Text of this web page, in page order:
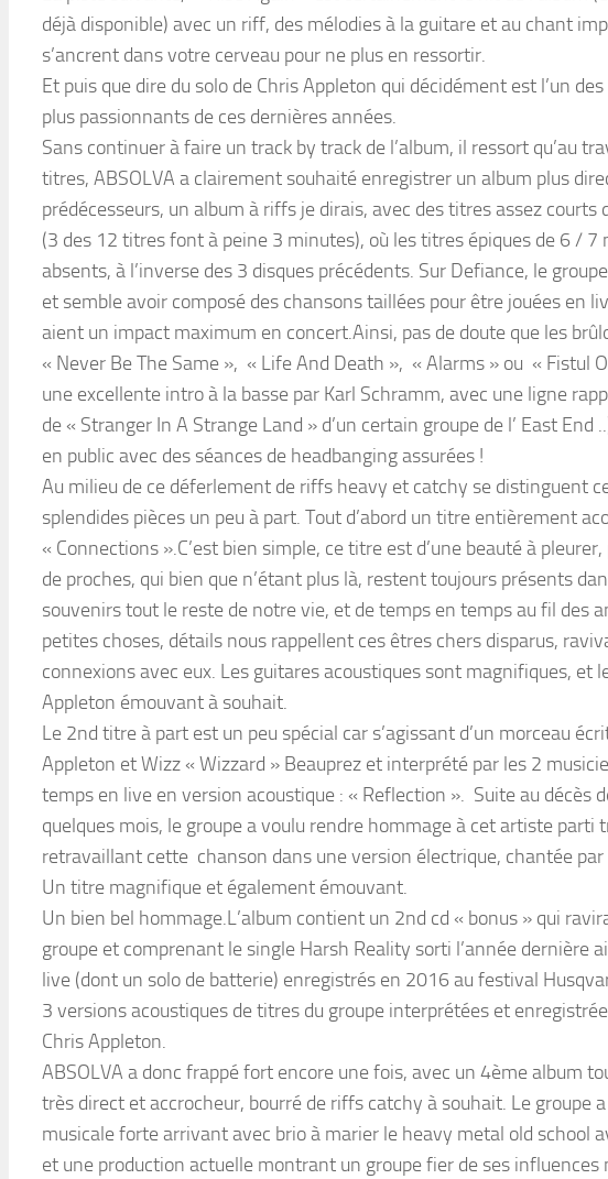
déjà disponible) avec un riff, des mélodies à la guitare et au chant
s’ancrent dans votre cerveau pour ne plus en ressortir.
Et puis que dire du solo de Chris Appleton qui décidément est l’un
plus passionnants de ces dernières années.
Sans continuer à faire un track by track de l’album, il ressort qu’au
titres, ABSOLVA a clairement souhaité enregistrer un album plus
prédécesseurs, un album à riffs je dirais, avec des titres assez courts
(3 des 12 titres font à peine 3 minutes), où les titres épiques de 6 / 7
absents, à l’inverse des 3 disques précédents. Sur Defiance, le
et semble avoir composé des chansons taillées pour être jouées en
aient un impact maximum en concert.Ainsi, pas de doute que les
« Never Be The Same », « Life And Death », « Alarms » ou « Fistul
une excellente intro à la basse par Karl Schramm, avec une ligne
de « Stranger In A Strange Land » d’un certain groupe de l’ East
en public avec des séances de headbanging assurées !
Au milieu de ce déferlement de riffs heavy et catchy se distinguent
splendides pièces un peu à part. Tout d’abord un titre entièrement
« Connections ».C’est bien simple, ce titre est d’une beauté à
de proches, qui bien que n’étant plus là, restent toujours présents
souvenirs tout le reste de notre vie, et de temps en temps au fil des
petites choses, détails nous rappellent ces êtres chers disparus,
connexions avec eux. Les guitares acoustiques sont magnifiques, et
Appleton émouvant à souhait.
Le 2nd titre à part est un peu spécial car s’agissant d’un morceau
Appleton et Wizz « Wizzard » Beauprez et interprété par les 2
temps en live en version acoustique : « Reflection ». Suite au décès
quelques mois, le groupe a voulu rendre hommage à cet artiste parti
retravaillant cette chanson dans une version électrique, chantée par
Un titre magnifique et également émouvant.
Un bien bel hommage.L’album contient un 2nd cd « bonus » qui
groupe et comprenant le single Harsh Reality sorti l’année dernière
live (dont un solo de batterie) enregistrés en 2016 au festival
3 versions acoustiques de titres du groupe interprétées et
Chris Appleton.
ABSOLVA a donc frappé fort encore une fois, avec un 4ème album
très direct et accrocheur, bourré de riffs catchy à souhait. Le groupe
musicale forte arrivant avec brio à marier le heavy metal old school
et une production actuelle montrant un groupe fier de ses